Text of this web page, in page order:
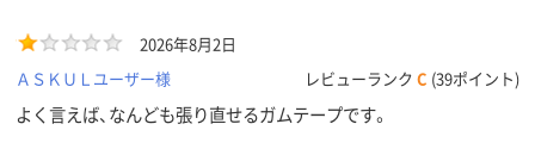
2026年8月2日
ＡＳＫＵＬユーザー様
レビューランク C (39ポイント)
よく言えば、なんども張り直せるガムテープです。